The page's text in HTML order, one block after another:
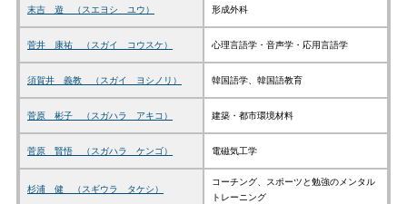
末吉 遊 （スエヨシ ユウ） 形成外科
菅井 康祐 （スガイ コウスケ） 心理言語学・音声学・応用言語学
須賀井 義教 （スガイ ヨシノリ） 韓国語学、韓国語教育
菅原 彬子 （スガハラ アキコ） 建築・都市環境材料
菅原 賢悟 （スガハラ ケンゴ） 電磁気工学
杉浦 健 （スギウラ タケシ）
コーチング、スポーツと勉強のメンタル
トレーニング